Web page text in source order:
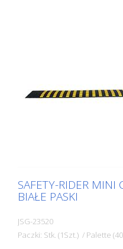
SAFETY-RIDER MINI
BIAŁE PASKI
JSG-23520
Paczki: Stk. (1Szt.) / Palette